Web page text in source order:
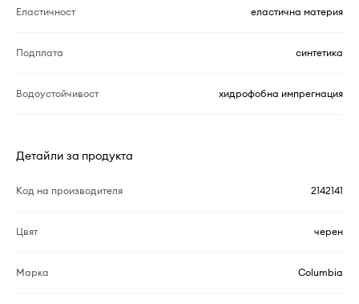
Еластичност еластична материя
Подплата синтетика
Водоустойчивост хидрофобна импрегнация
Детайли за продукта
Код на производителя 2142141
Цвят черен
Марка Columbia